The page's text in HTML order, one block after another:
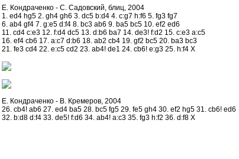
Е. Кондраченко - С. Садовский, блиц, 2004
1. ed4 hg5 2. gh4 gh6 3. dc5 b:d4 4. c:g7 h:f6 5. fg3 fg7
6. ab4 gf4 7. g:e5 d:f4 8. bc3 ab6 9. ba5 bc5 10. ef2 ed6
11. cd4 c:e3 12. f:d4 dc5 13. d:b6 ba7 14. de3! f:d2 15. c:e3 a:c5
16. ef4 cb6 17. a:c7 d:b6 18. ab2 cb4 19. gf2 bc5 20. ba3 bc3
21. fe3 cd4 22. e:c5 cd2 23. ab4! de1 24. cb6! e:g3 25. h:f4 Х
Е. Кондраченко - В. Кремеров, 2004
26. cb4! ab6 27. ed4 ba5 28. bc5 fg5 29. fe5 gh4 30. ef2 hg5 31. cb6! ed6
32. b:d8 d:f4 33. de5! f:d6 34. ab4! a:c3 35. fg3 h:f2 36. d:f8 Х